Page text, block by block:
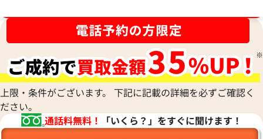
上限・条件がございます。 下記に記載の詳細を必ずご確認く
ださい。
通話料無料！
「いくら？」をすぐに聞けます！